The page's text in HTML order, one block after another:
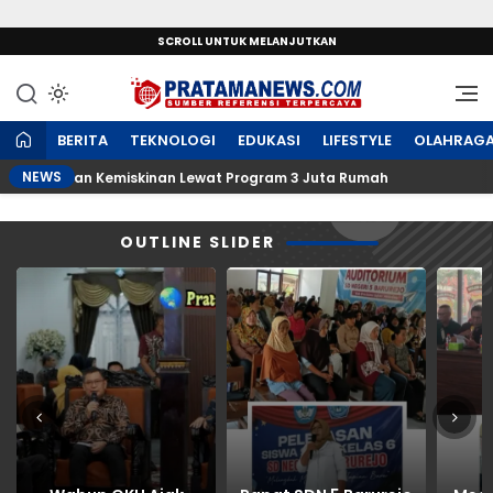
SCROLL UNTUK MELANJUTKAN
PratamaNews.com
Sumber Referensi Terpercaya
BERITA TEKNOLOGI EDUKASI LIFESTYLE
NEWSKemiskinan Lewat Program 3 Juta Rumah
OUTLINE SLIDER